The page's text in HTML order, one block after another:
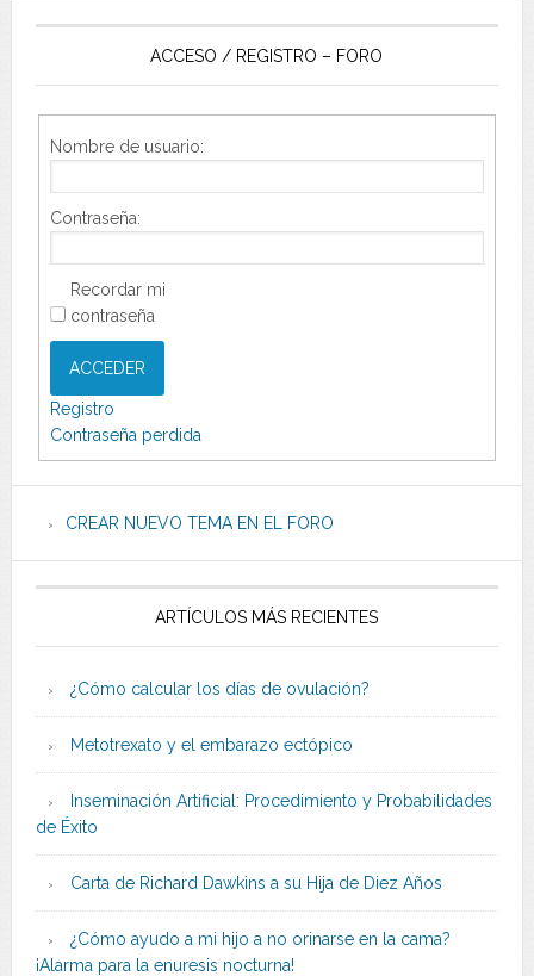
ACCESO / REGISTRO – FORO
Nombre de usuario:
Contraseña:
Recordar mi
contraseña
ACCEDER
Registro
Contraseña perdida
CREAR NUEVO TEMA EN EL FORO
ARTÍCULOS MÁS RECIENTES
¿Cómo calcular los días de ovulación?
Metotrexato y el embarazo ectópico
Inseminación Artificial: Procedimiento y Probabilidades
de Éxito
Carta de Richard Dawkins a su Hija de Diez Años
¿Cómo ayudo a mi hijo a no orinarse en la cama?
¡Alarma para la enuresis nocturna!